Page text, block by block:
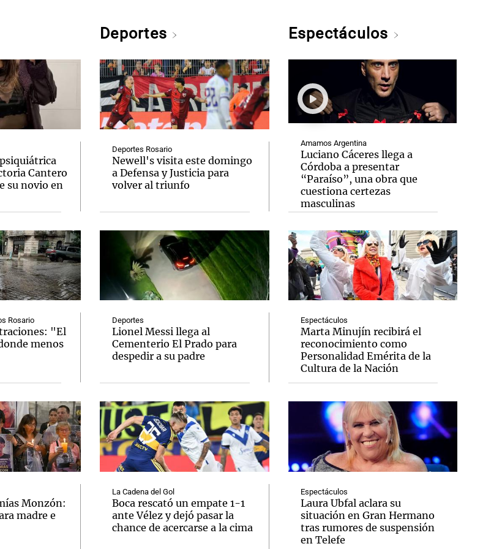
Cantero
su novio en
Rosario
"El
menos
Monzón:
madre e
Deportes
Deportes Rosario
Newell's visita este domingo
a Defensa y Justicia para
volver al triunfo
Deportes
Lionel Messi llega al
Cementerio El Prado para
despedir a su padre
La Cadena del Gol
Boca rescató un empate 1-1
ante Vélez y dejó pasar la
chance de acercarse a la cima
Espectáculos
Amamos Argentina
Luciano Cáceres llega a
Córdoba a presentar
“Paraíso”, una obra que
cuestiona certezas
masculinas
Espectáculos
Marta Minujín recibirá el
reconocimiento como
Personalidad Emérita de la
Cultura de la Nación
Espectáculos
Laura Ubfal aclara su
situación en Gran Hermano
tras rumores de suspensión
en Telefe
El huracán de Arequito Cadena 3 en Groenlandia
Notas